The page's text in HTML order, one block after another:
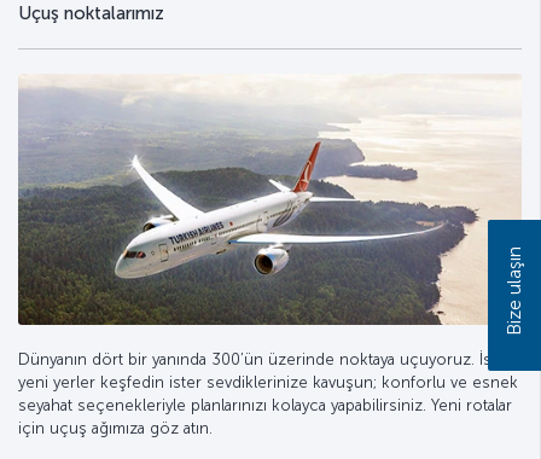
Uçuş noktalarımız
Dünyanın dört bir yanında 300’ün üzerinde noktaya uçuyoruz. İster
yeni yerler keşfedin ister sevdiklerinize kavuşun; konforlu ve esnek
seyahat seçenekleriyle planlarınızı kolayca yapabilirsiniz. Yeni rotalar
için uçuş ağımıza göz atın.
Bize ulaşın